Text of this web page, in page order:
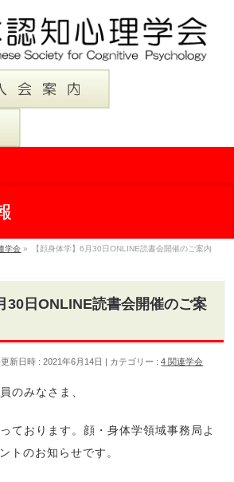
学会 » 【顔身体学】6月30日ONLINE読書会開催のご案内
30日ONLINE読書会開催のご案
新日時 : 2021年6月14日 カテゴリー :4 関連学会
のみなさま、
ております。顔・身体学領域事務局よ
トのお知らせです。